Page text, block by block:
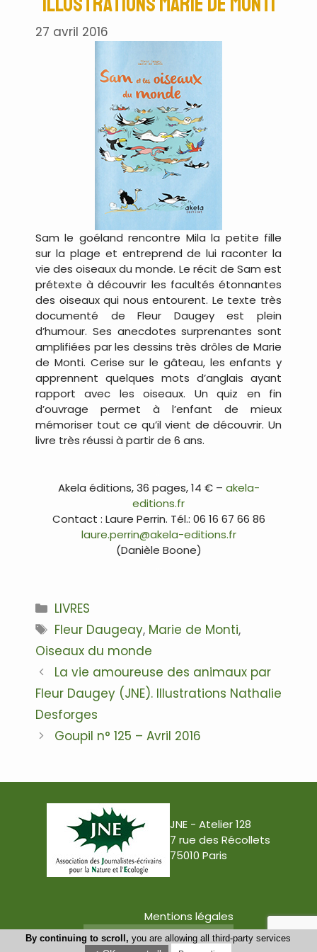
27 avril 2016
Sam le goéland rencontre Mila la petite fille
sur la plage et entreprend de lui raconter la
vie des oiseaux du monde. Le récit de Sam est
prétexte à découvrir les facultés étonnantes
des oiseaux qui nous entourent. Le texte très
documenté de Fleur Daugey est plein
d’humour. Ses anecdotes surprenantes sont
amplifiées par les dessins très drôles de Marie
de Monti. Cerise sur le gâteau, les enfants y
apprennent quelques mots d’anglais ayant
rapport avec les oiseaux. Un quiz en fin
d’ouvrage permet à l’enfant de mieux
mémoriser tout ce qu’il vient de découvrir. Un
livre très réussi à partir de 6 ans.
Akela éditions, 36 pages, 14 € – akela-
editions.fr
Contact : Laure Perrin. Tél.: 06 16 67 66 86
laure.perrin@akela-editions.fr
(Danièle Boone)
Catégories
LIVRES
Étiquettes
Fleur Daugeay, Marie de Monti,
Oiseaux du monde
Navigation
des
La vie amoureuse des animaux par
Fleur Daugey (JNE). Illustrations Nathalie
Desforges
Goupil n° 125 – Avril 2016
JNE - Atelier 128
7 rue des Récollets
75010 Paris
Mentions légales
Conception : Tabula Rasa
By continuing to scroll, you are allowing all third-party services